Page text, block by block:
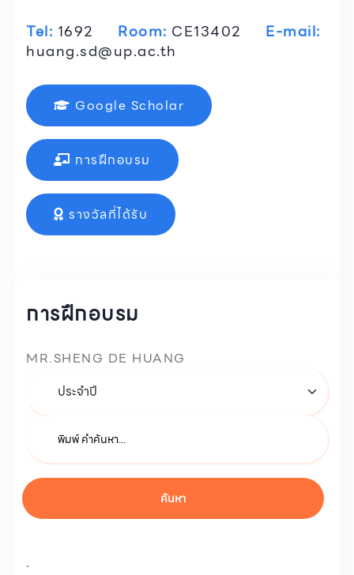
Tel: 1692 Room: CE13402 E-mail:
huang.sd@up.ac.th
Google Scholar
การฝึกอบรม
รางวัลที่ได้รับ
การฝึกอบรม
MR.SHENG DE HUANG
ค้นหา
.